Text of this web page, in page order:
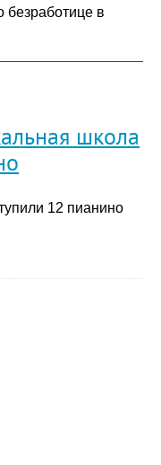
в
школа
12 пианино